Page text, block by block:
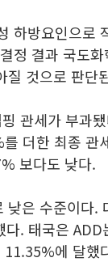
하방요인으로
정 결과 국도
질 것으로 판단
관세가 부과
더한 최종 관
보다도 낮다.
낮은 수준이다
. 태국은
11.35%에 달했